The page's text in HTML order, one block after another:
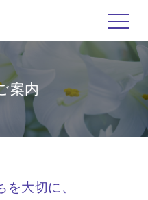
toggle
案内
を大切に、